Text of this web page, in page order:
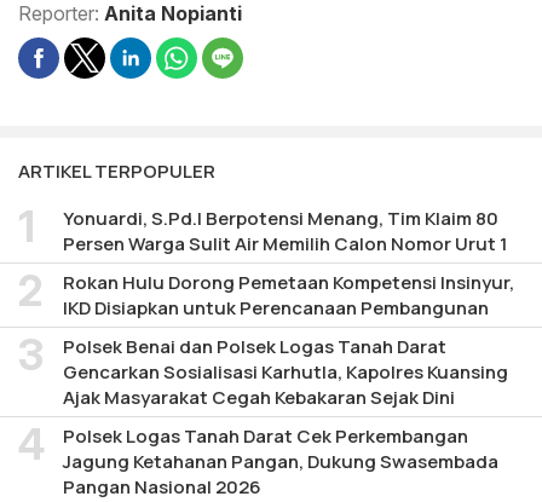
Reporter: Anita Nopianti
ARTIKEL TERPOPULER
Yonuardi, S.Pd.I Berpotensi Menang, Tim Klaim 80
Persen Warga Sulit Air Memilih Calon Nomor Urut 1
Rokan Hulu Dorong Pemetaan Kompetensi Insinyur,
IKD Disiapkan untuk Perencanaan Pembangunan
Polsek Benai dan Polsek Logas Tanah Darat
Gencarkan Sosialisasi Karhutla, Kapolres Kuansing
Ajak Masyarakat Cegah Kebakaran Sejak Dini
Polsek Logas Tanah Darat Cek Perkembangan
Jagung Ketahanan Pangan, Dukung Swasembada
Pangan Nasional 2026